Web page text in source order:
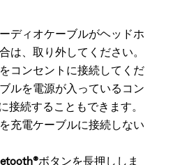
ディオケーブルがヘッドホ
は、取り外してください。
コンセントに接続してくだ
ルを電源が入っているコン
接続することもできます。
充電ケーブルに接続しない
ボタンを長押ししま